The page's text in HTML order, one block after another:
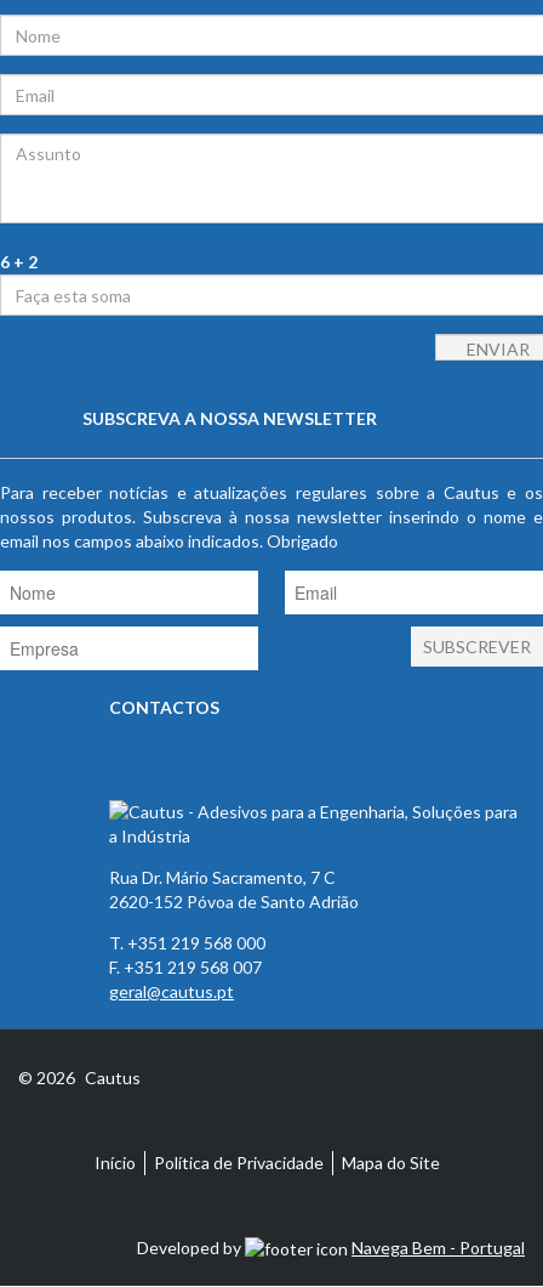
6 + 2
SUBSCREVA A NOSSA NEWSLETTER
Para receber notícias e atualizações regulares sobre a Cautus e os
nossos produtos. Subscreva à nossa newsletter inserindo o nome e
email nos campos abaixo indicados. Obrigado
CONTACTOS
Rua Dr. Mário Sacramento, 7 C
2620-152 Póvoa de Santo Adrião
T. +351 219 568 000
F. +351 219 568 007
geral@cautus.pt
© 2026 Cautus
Início Política de Privacidade Mapa do Site
Developed by Navega Bem - Portugal